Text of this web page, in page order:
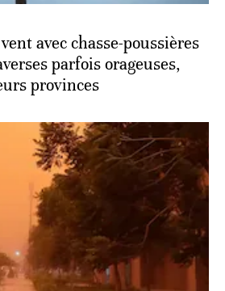
avec chasse-poussières
parfois orageuses,
provinces